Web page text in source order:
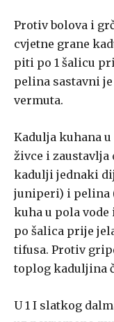
Protiv bolova i
cvjetne grane
piti po 1 šalicu
pelina sastavni
vermuta.
Kadulja kuhana
živce i zaustavlja
kadulji jednaki
juniperi) i pelina
kuha u pola
po šalica prije
tifusa. Protiv
toplog kaduljina
U 1 I slatkog